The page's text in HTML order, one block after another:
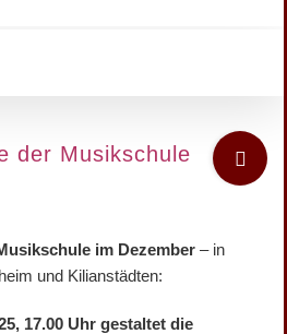
der Musikschule
im Dezember– in
und Kilianstädten:
17.00 Uhr gestaltet die
Toggle
Sliding